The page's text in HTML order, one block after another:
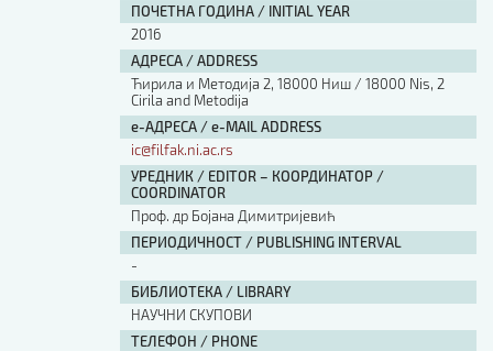
ПОЧЕТНА ГОДИНА / INITIAL YEAR
2016
АДРЕСА / ADDRESS
Ћирила и Методија 2, 18000 Ниш / 18000 Nis, 2
Cirila and Metodija
е-АДРЕСА / e-MAIL ADDRESS
ic@filfak.ni.ac.rs
УРЕДНИК / EDITOR – КООРДИНАТОР /
COORDINATOR
Проф. др Бојана Димитријевић
ПЕРИОДИЧНОСТ / PUBLISHING INTERVAL
-
БИБЛИОТЕКА / LIBRARY
НАУЧНИ СКУПОВИ
ТЕЛЕФОН / PHONE